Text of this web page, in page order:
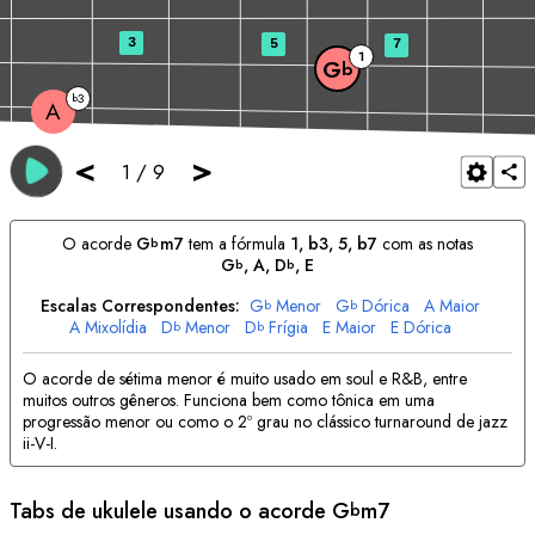
< 1 / 9 >
A b3
Gb 1
3 5 7
O acorde Gbm7tem a fórmula 1, b3, 5, b7com as notas
Gb, A, Db, E
Escalas Correspondentes: Gb Menor Gb Dórica A Maior
A Mixolídia Db Menor Db Frígia E Maior E Dórica
O acorde de sétima menor é muito usado em soul e R&B, entre
muitos outros gêneros. Funciona bem como tônica em uma
progressão menor ou como o 2º grau no clássico turnaround de jazz
ii-V-I.
Tabs de ukulele usando o acorde Gbm7